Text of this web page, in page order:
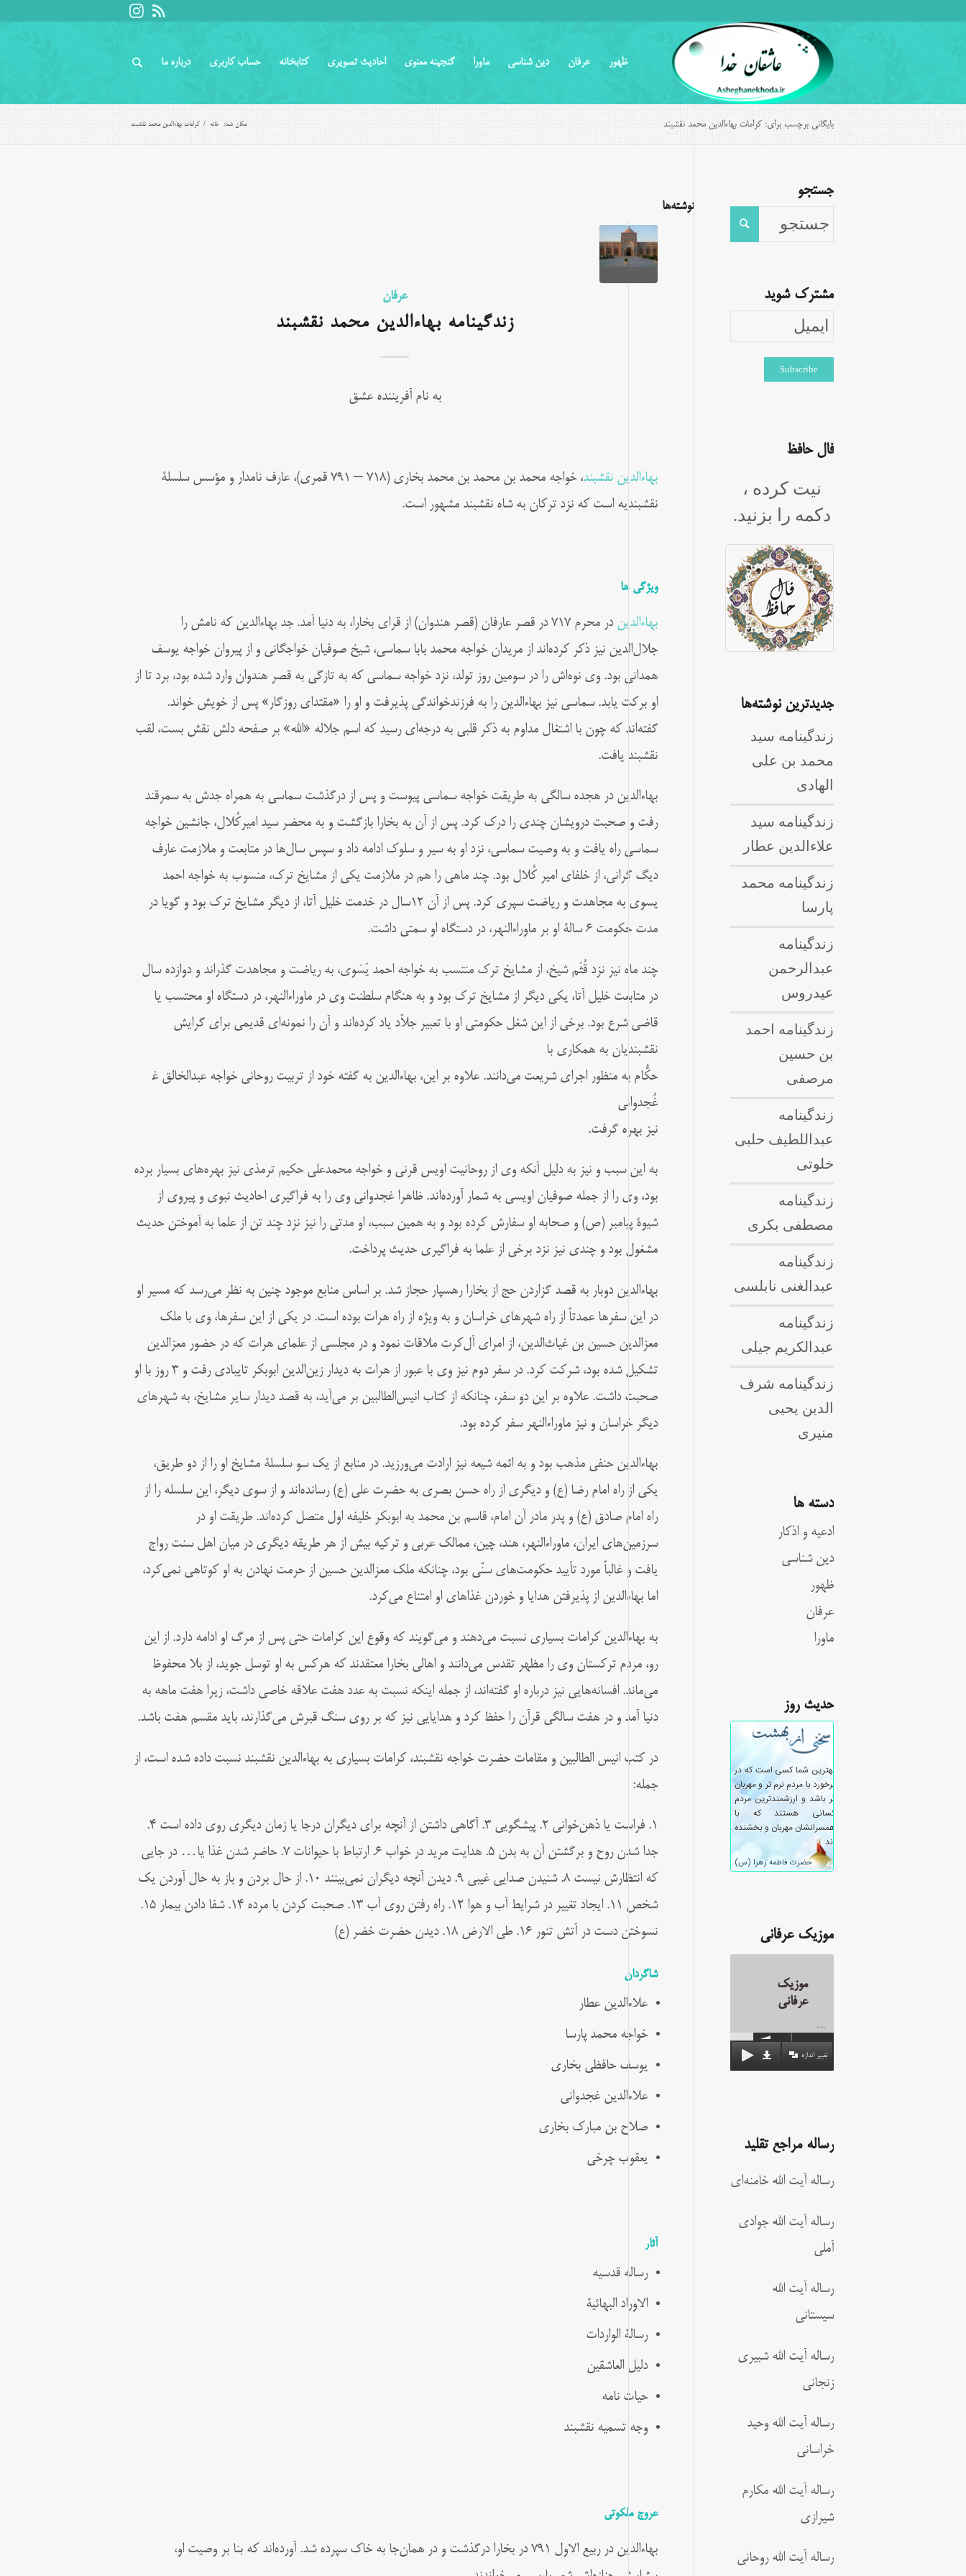
ظهور عرفان دین شناسی ماورا گنجینه معنوی احادیث تصویری کتابخانه حساب کاربری درباره ما
بایگانی برچسب برای: کرامات بهاءالدین محمد نقشبند مکان شما: خانه / کرامات بهاءالدین محمد نقشبند
نوشته‌ها
عرفان
زندگینامه بهاءالدین محمد نقشبند
به نام آفریننده عشق
بهاءالدین نقشبند
، خواجه محمد بن محمد بن محمد بخاری (۷۱۸ – ۷۹۱ قمری)، عارف نامدار و مؤسس سلسلۀ
نقشبندیه است که نزد ترکان به شاه نقشبند مشهور است.
ویژگی ها
بهاءالدین
در محرم ۷۱۷ در قصر عارفان (قصر هندوان) از قرای بخارا، به دنیا آمد. جد بهاءالدین که نامش را
جلال‌الدین نیز ذکر کرده‌اند از مریدان خواجه محمد بابا سماسی، شیخ صوفیان خواجگانی و از پیروان خواجه‌ یوسف
همدانی بود. وی نوه‌اش را در سومین روز تولد، نزد خواجه سماسی که به تازگی به قصر هندوان وارد شده بود، برد تا از
او برکت یابد. سماسی نیز بهاءالدین را به فرزندخواندگی پذیرفت و او را «مقتدای روزگار» پس از خویش خواند.
گفته‌اند که چون با اشتغال مداوم به ذکر قلبی به درجه‌ای رسید که اسم جلاله «الله» بر صفحه دلش نقش بست، لقب
نقشبند یافت.
بهاءالدین در هجده سالگی به طریقت خواجه سماسی پیوست و پس از درگذشت سماسی به همراه جدش به سمرقند
رفت و صحبت درویشان چندی را درک کرد. پس از آن به بخارا بازگشت و به محضر سید امیرکُلال، جانشین خواجه
سماسی راه یافت و به وصیت سماسی، نزد او به سیر و سلوک ادامه داد و سپس سال‌ها در متابعت و ملازمت عارف
دیگ گرانی، از خلفای امیر کُلال بود. چند ماهی را هم در ملازمت یکی از مشایخ ترک، منسوب به خواجه احمد
یسوی به مجاهدت و ریاضت سپری کرد. پس از آن ۱۲سال در خدمت خلیل آتا، از دیگر مشایخ ترک بود و گویا در
مدت حکومت ۶ سالۀ او بر ماوراءالنهر، در دستگاه او سمتی داشت.
چند ماه نیز نزد قُثَم شیخ، از مشایخ ترک منتسب به خواجه احمد یَسَوی، به ریاضت و مجاهدت گذراند و دوازده سال
در متابعت خلیل آتا، یکی دیگر از مشایخ ترک بود و به هنگام سلطنت وی در ماوراءالنهر، در دستگاه او محتسب یا
قاضی شرع بود. برخی از این شغل حکومتی او با تعبیر جلاّد یاد کرده‌اند و آن را نمونه‌ای قدیمی برای گرایش
نقشبندیان به همکاری با
حکّام به منظور اجرای شریعت می‌دانند. علاوه بر این، بهاءالدین به گفته خود از تربیت روحانی خواجه عبدالخالق
غُجدوانی
نیز بهره گرفت.
به این سبب و نیز به دلیل آنکه وی از روحانیت اویس قرنی و خواجه محمدعلی حکیم ترمذی نیز بهره‌های بسیار برده‌
بود، وی را از جمله صوفیان اویسی به شمار آورده‌اند. ظاهرا غجدوانی وی را به فراگیری احادیث نبوی و پیروی از
شیوۀ پیامبر (ص) و صحابه او سفارش کرده بود و به همین سبب، او مدتی را نیز نزد چند تن از علما به آموختن حدیث
مشغول بود و چندی نیز نزد برخی از علما به فراگیری حدیث پرداخت.
بهاءالدین دوبار به قصد گزاردن حج از بخارا رهسپار حجاز شد. بر اساس منابع موجود چنین به نظر می‌رسد که مسیر او
در این سفرها عمدتاً از راه شهرهای خراسان و به ویژه از راه هرات بوده است. در یکی از این سفرها، وی با ملک‌
معزالدین حسین‌ بن غیاث‌الدین، از امرای آل‌کرت ملاقات نمود و در مجلسی از علمای هرات که در حضور معزالدین
تشکیل شده بود، شرکت کرد. در سفر دوم نیز وی با عبور از هرات به دیدار زین‌الدین ابوبکر تایبادی رفت و ۳ روز با او
صحبت داشت. علاوه بر این دو سفر، چنانکه از کتاب انیس‌الطالبین بر می‌آید، به قصد دیدار سایر مشایخ، به شهرهای
دیگر خراسان و نیز ماوراءالنهر سفر کرده بود.
بهاءالدین حنفی مذهب بود و به ائمه شیعه نیز ارادت می‌ورزید. در منابع از یک سو سلسلۀ مشایخ او را از دو طریق،
یکی از راه امام رضا (ع) و دیگری از راه حسن بصری به حضرت علی (ع) رسانده‌اند و از سوی دیگر، این سلسله را از
راه امام صادق (ع) و پدر مادر آن امام، قاسم‌ بن محمد به ابوبکر خلیفه اول متصل کرده‌اند. طریقت او در
سرزمین‌های ایران، ماوراءالنهر، هند، چین، ممالک عربی و ترکیه بیش از هر طریقه دیگری در میان اهل سنت رواج
یافت و غالباً مورد تأیید حکومت‌های سنّی بود، چنانکه ملک معزالدین حسین از حرمت نهادن به او کوتاهی نمی‌کرد،
اما بهاءالدین از پذیرفتن هدایا و خوردن غذاهای او امتناع می‌کرد.
به بهاءالدین کرامات بسیاری نسبت می‌دهند و می‌گویند که وقوع این کرامات حتی پس از مرگ او ادامه دارد. از این
رو، مردم ترکستان وی را مظهر تقدس می‌دانند و اهالی بخارا معتقدند که هرکس به او توسل جوید، از بلا محفوظ
می‌ماند. افسانه‌هایی نیز درباره او گفته‌اند، از جمله اینکه نسبت به عدد هفت علاقه خاصی داشت، زیرا هفت ماهه به
دنیا آمد و در هفت سالگی قرآن را حفظ کرد و هدایایی نیز که بر روی سنگ قبرش می‌گذارند، باید مقسم هفت باشد.
در کتب انیس‌ الطالبین و مقامات حضرت خواجه نقشبند، کرامات بسیاری به بهاءالدین نقشبند نسبت داده شده است، از
جمله:
۱. فراست یا ذهن‌خوانی ۲. پیشگویی ۳. آگاهی داشتن از آنچه برای دیگران درجا یا زمان دیگری روی داده است ۴.
جدا شدن روح و برگشتن آن به بدن ۵. هدایت مرید در خواب ۶. ارتباط با حیوانات ۷. حاضر شدن غذا یا… در جایی
که انتظارش نیست ۸. شنیدن صدایی غیبی ۹. دیدن آنچه دیگران نمی‌بینند ۱۰. از حال بردن و باز به حال آوردن یک
شخص ۱۱. ایجاد تغییر در شرایط آب‌ و هوا ۱۲. راه رفتن روی آب ۱۳. صحبت کردن با مرده ۱۴‌‌. شفا دادن بیمار ۱۵.
نسوختن دست در آتش تنور ۱۶. طی الارض ۱۸. دیدن حضرت خضر (ع)
شاگردان
علاءالدین عطار
خواجه محمد پارسا
یوسف حافظی بخاری
علاءالدین غجدوانی
صلاح بن مبارک بخاری
یعقوب چرخی
آثار
رساله قدسیه
الاوراد البهائیة
رسالة الواردات
دلیل العاشقین
حیات نامه
وجه تسمیه نقشبند
عروج ملکوتی
بهاءالدین در ربیع الاول ۷۹۱ در بخارا درگذشت و در همان‌جا به خاک سپرده شد. آورده‌اند که بنا بر وصیت او،
جستجو
مشترک شوید
فال حافظ
نیت کرده ،
دکمه را بزنید.
جدیدترین نوشته‌ها
زندگینامه سید
محمد بن علی
الهادی
زندگینامه سید
علاءالدین عطار
زندگینامه محمد
پارسا
زندگینامه
عبدالرحمن
عیدروس
زندگینامه احمد
بن حسین
مرصفی
زندگینامه
عبداللطيف حلبى
خلوتی
زندگینامه
مصطفی بکری
زندگینامه
عبدالغنی نابلسی
زندگینامه
عبدالکریم جیلی
زندگینامه شرف
الدین یحیی
منیری
دسته ها
ادعیه و اذکار
دین شناسی
ظهور
عرفان
ماورا
حدیث روز
موزیک عرفانی
موزیک
عرفانی
00:00
تغییر اندازه
رساله مراجع تقلید
رساله آیت الله خامنه‌ای
رساله آیت الله جوادی
آملی
رساله آیت الله
سیستانی
رساله آیت الله شبیری
زنجانی
رساله آیت الله وحید
خراسانی
رساله آیت الله مکارم
شیرازی
رساله آیت الله روحانی